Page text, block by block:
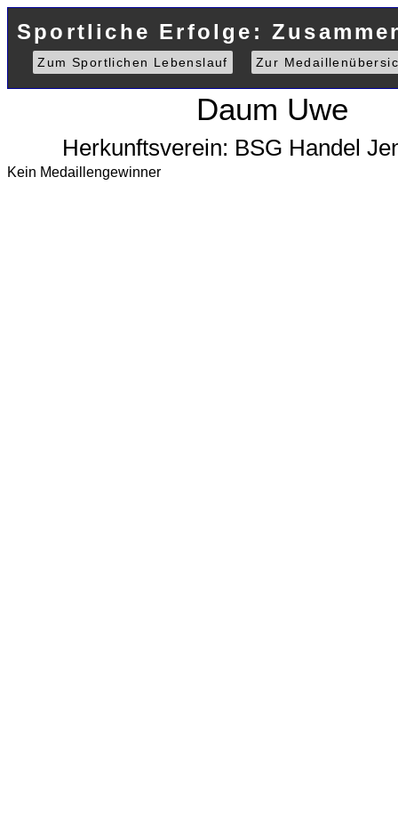
Sportliche Erfolge:
Zum Sportlichen Lebenslauf Zur
Daum Uwe
Herkunftsverein: BSG Handel
Kein Medaillengewinner